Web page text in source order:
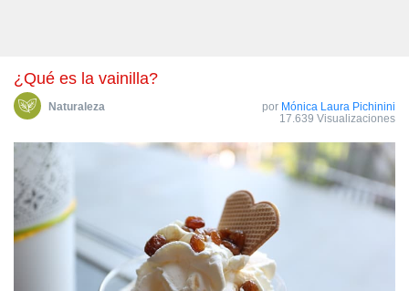
¿Qué es la vainilla?
Naturaleza por Mónica Laura Pichinini
17.639 Visualizaciones